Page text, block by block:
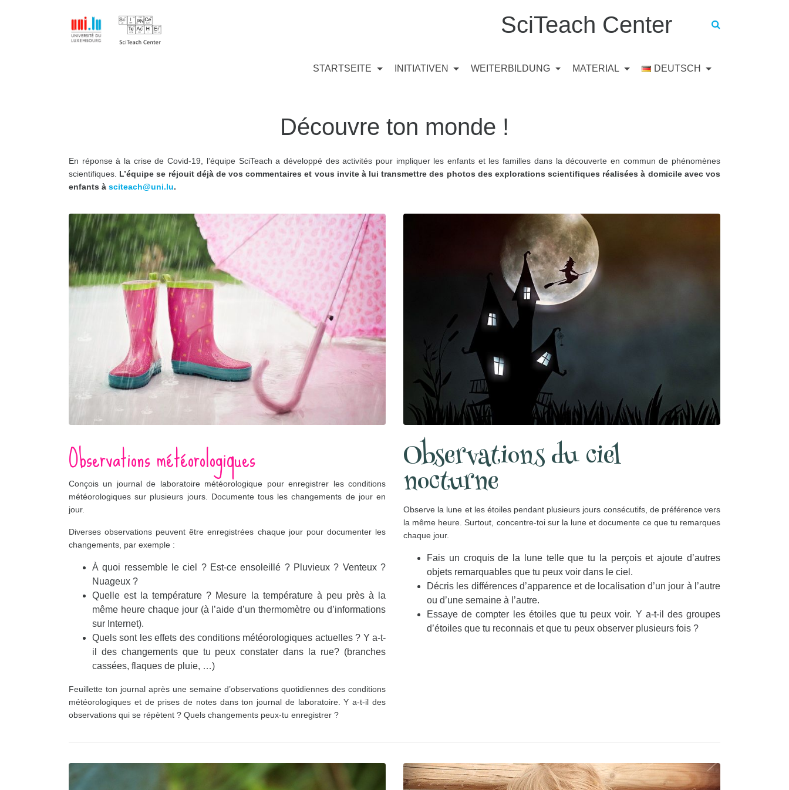
SciTeach Center
STARTSEITE INITIATIVEN WEITERBILDUNG MATERIAL DEUTSCH
Découvre ton monde !
En réponse à la crise de Covid-19, l’équipe SciTeach a développé des activités pour impliquer les enfants et les familles dans la découverte en commun de phénomènes
scientifiques. L’équipe se réjouit déjà de vos commentaires et vous invite à lui transmettre des photos des explorations scientifiques réalisées à domicile avec vos
enfants à sciteach@uni.lu.
Observations météorologiques
Conçois un journal de laboratoire météorologique pour enregistrer les conditions
météorologiques sur plusieurs jours. Documente tous les changements de jour en
jour.
Diverses observations peuvent être enregistrées chaque jour pour documenter les
changements, par exemple :
À quoi ressemble le ciel ? Est-ce ensoleillé ? Pluvieux ? Venteux ?
Nuageux ?
Quelle est la température ? Mesure la température à peu près à la
même heure chaque jour (à l’aide d’un thermomètre ou d’informations
sur Internet).
Quels sont les effets des conditions météorologiques actuelles ? Y a-t-
il des changements que tu peux constater dans la rue? (branches
cassées, flaques de pluie, …)
Feuillette ton journal après une semaine d’observations quotidiennes des conditions
météorologiques et de prises de notes dans ton journal de laboratoire. Y a-t-il des
observations qui se répètent ? Quels changements peux-tu enregistrer ?
Observations du ciel
nocturne
Observe la lune et les étoiles pendant plusieurs jours consécutifs, de préférence vers
la même heure. Surtout, concentre-toi sur la lune et documente ce que tu remarques
chaque jour.
Fais un croquis de la lune telle que tu la perçois et ajoute d’autres
objets remarquables que tu peux voir dans le ciel.
Décris les différences d’apparence et de localisation d’un jour à l’autre
ou d’une semaine à l’autre.
Essaye de compter les étoiles que tu peux voir. Y a-t-il des groupes
d’étoiles que tu reconnais et que tu peux observer plusieurs fois ?